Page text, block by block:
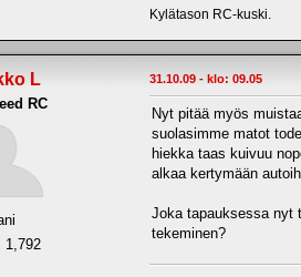
Kylätason RC-kuski.
L
RC
1,792
31.10.09 - klo: 09.05
Nyt pitää myös
suolasimme matot
hiekka taas kuivuu
alkaa kertymään
Joka tapauksessa nyt
tekeminen?